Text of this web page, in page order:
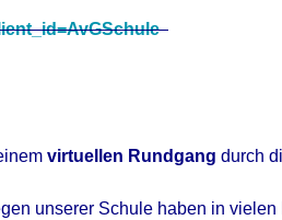
virtuellen Rundgang durch
unserer Schule haben in